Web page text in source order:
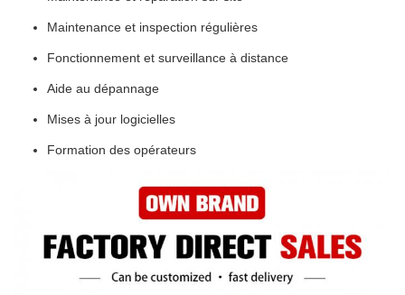
Maintenance et inspection régulières
Fonctionnement et surveillance à distance
Aide au dépannage
Mises à jour logicielles
Formation des opérateurs